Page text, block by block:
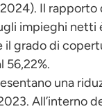
Il
impieghi netti è
il grado di
56,22%.
una
All’interno